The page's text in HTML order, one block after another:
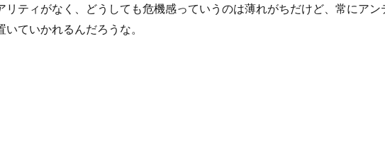
リティがなく、どうしても危機感っていうのは薄れがちだけど、常にアン
ていかれるんだろうな。